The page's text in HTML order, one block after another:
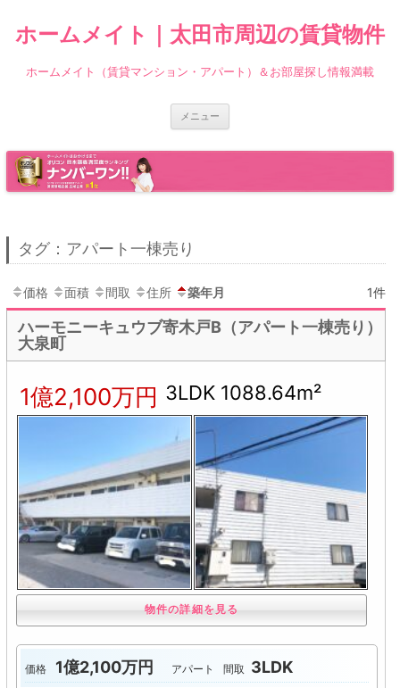
ホームメイト｜太田市周辺の賃貸物件
ホームメイト（賃貸マンション・アパート）＆お部屋探し情報満載
メニュー
キ
タグ：アパート一棟売り
価格 面積 間取 住所 築年月 1件
ハーモニーキュウブ寄木戸B（アパート一棟売り）
大泉町
1億2,100万円 3LDK 1088.64m²
物件の詳細を見る
価格 1億2,100万円 アパート 間取 3LDK